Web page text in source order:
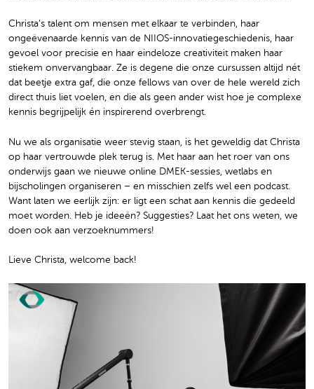
Christa’s talent om mensen met elkaar te verbinden, haar
ongeëvenaarde kennis van de NIIOS-innovatiegeschiedenis, haar
gevoel voor precisie en haar eindeloze creativiteit maken haar
stiekem onvervangbaar. Ze is degene die onze cursussen altijd nét
dat beetje extra gaf, die onze fellows van over de hele wereld zich
direct thuis liet voelen, en die als geen ander wist hoe je complexe
kennis begrijpelijk én inspirerend overbrengt.
Nu we als organisatie weer stevig staan, is het geweldig dat Christa
op haar vertrouwde plek terug is. Met haar aan het roer van ons
onderwijs gaan we nieuwe online DMEK-sessies, wetlabs en
bijscholingen organiseren – en misschien zelfs wel een podcast.
Want laten we eerlijk zijn: er ligt een schat aan kennis die gedeeld
moet worden. Heb je ideeën? Suggesties? Laat het ons weten, we
doen ook aan verzoeknummers!
Lieve Christa, welcome back!